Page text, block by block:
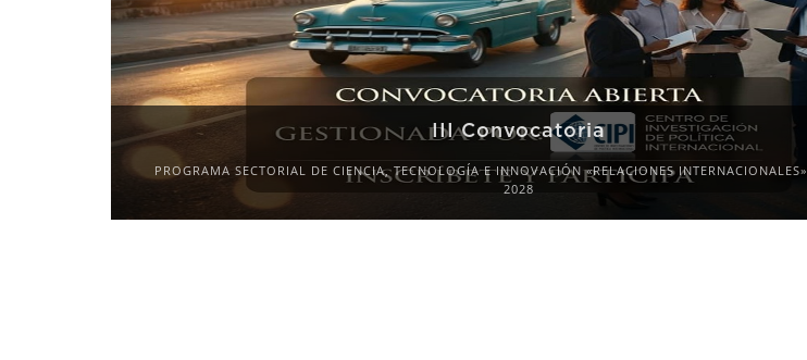
III Convocatoria
PROGRAMA SECTORIAL DE CIENCIA, TECNOLOGÍA E INNOVACIÓN «RELACIONES INTERNACIONALES»
2028